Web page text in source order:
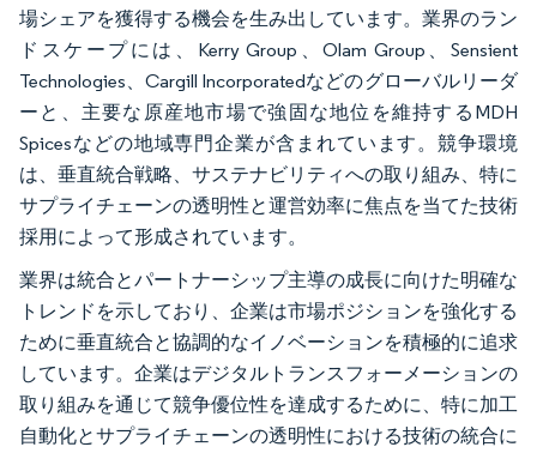
場シェアを獲得する機会を生み出しています。業界のラン
ドスケープには、Kerry Group、Olam Group、Sensient
Technologies、Cargill Incorporatedなどのグローバルリーダ
ーと、主要な原産地市場で強固な地位を維持するMDH
Spicesなどの地域専門企業が含まれています。競争環境
は、垂直統合戦略、サステナビリティへの取り組み、特に
サプライチェーンの透明性と運営効率に焦点を当てた技術
採用によって形成されています。
業界は統合とパートナーシップ主導の成長に向けた明確な
トレンドを示しており、企業は市場ポジションを強化する
ために垂直統合と協調的なイノベーションを積極的に追求
しています。企業はデジタルトランスフォーメーションの
取り組みを通じて競争優位性を達成するために、特に加工
自動化とサプライチェーンの透明性における技術の統合に